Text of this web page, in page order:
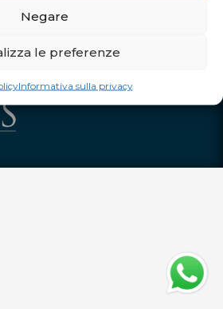
Negare
le preferenze
Informativa sulla privacy
i giorni dalle 10:00 alle 21:00